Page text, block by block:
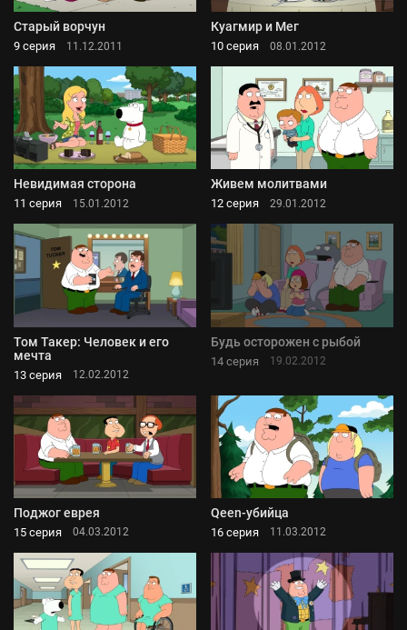
Старый ворчун
9 серия 11.12.2011
Куагмир и Мег
10 серия 08.01.2012
Невидимая сторона
11 серия 15.01.2012
Живем молитвами
12 серия 29.01.2012
Том Такер: Человек и его
мечта
13 серия 12.02.2012
Будь осторожен с рыбой
14 серия 19.02.2012
Поджог еврея
15 серия 04.03.2012
Qeen-убийца
16 серия 11.03.2012